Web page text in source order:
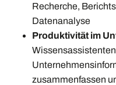
Recherche,
Datenanalyse
Produktivität im
zusammenfassen